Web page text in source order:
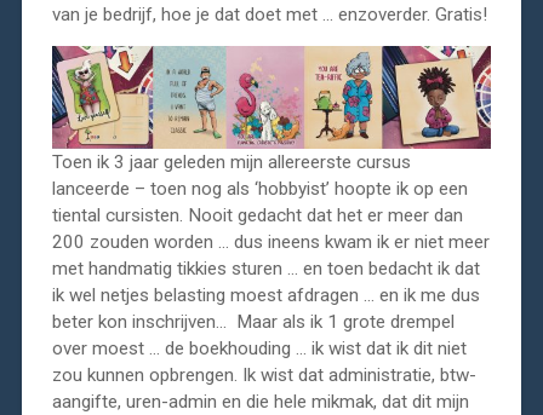
van je bedrijf, hoe je dat doet met … enzoverder. Gratis!
Toen ik 3 jaar geleden mijn allereerste cursus
lanceerde – toen nog als ‘hobbyist’ hoopte ik op een
tiental cursisten. Nooit gedacht dat het er meer dan
200 zouden worden … dus ineens kwam ik er niet meer
met handmatig tikkies sturen … en toen bedacht ik dat
ik wel netjes belasting moest afdragen … en ik me dus
beter kon inschrijven… Maar als ik 1 grote drempel
over moest … de boekhouding … ik wist dat ik dit niet
zou kunnen opbrengen. Ik wist dat administratie, btw-
aangifte, uren-admin en die hele mikmak, dat dit mijn